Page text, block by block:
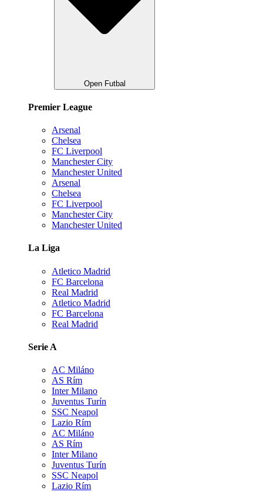
Open Futbal
Premier League
Arsenal
Chelsea
FC Liverpool
Manchester City
Manchester United
Arsenal
Chelsea
FC Liverpool
Manchester City
Manchester United
La Liga
Atletico Madrid
FC Barcelona
Real Madrid
Atletico Madrid
FC Barcelona
Real Madrid
Serie A
AC Miláno
AS Rím
Inter Milano
Juventus Turín
SSC Neapol
Lazio Rím
AC Miláno
AS Rím
Inter Milano
Juventus Turín
SSC Neapol
Lazio Rím